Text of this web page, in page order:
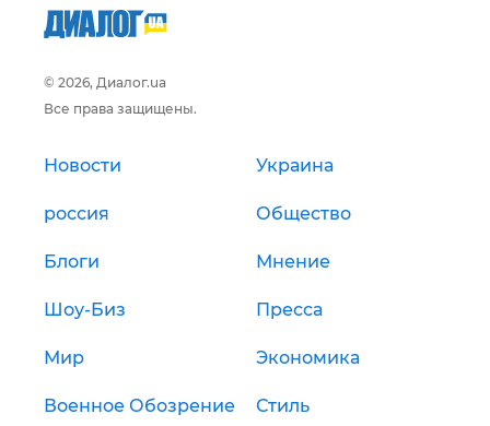
© 2026, Диалог.ua
Все права защищены.
Новости Украина
россия Общество
Блоги Мнение
Шоу-Биз Пресса
Мир Экономика
Военное Обозрение Стиль